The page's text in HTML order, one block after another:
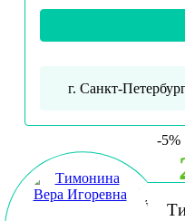
г. Санкт-
-5%
Принимает детей